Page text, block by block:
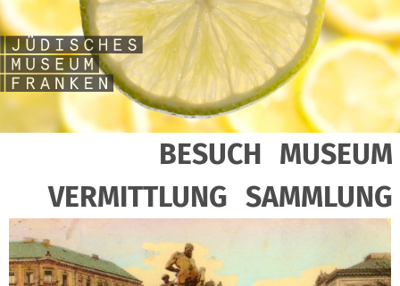
BESUCH MUSEUM
VERMITTLUNG SAMMLUNG